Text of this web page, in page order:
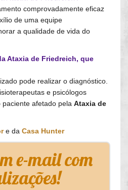
comprovadamente eficaz
de uma equipe
a qualidade de vida do
Ataxia de Friedreich, que
pode realizar o diagnóstico.
e psicólogos
afetado pela Ataxia de
e da Casa Hunter
e-mail com